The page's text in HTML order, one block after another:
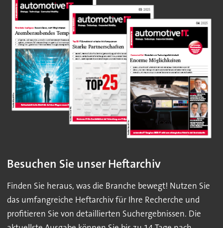
Besuchen Sie unser Heftarchiv
Finden Sie heraus, was die Branche bewegt! Nutzen Sie
das umfangreiche Heftarchiv für Ihre Recherche und
profitieren Sie von detaillierten Suchergebnissen. Die